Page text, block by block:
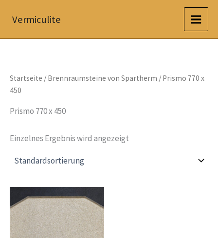
InhaltVermiculite
Startseite / Brennraumsteine von Spartherm / Prismo 770 x
450
Prismo 770 x 450
Einzelnes Ergebnis wird angezeigt